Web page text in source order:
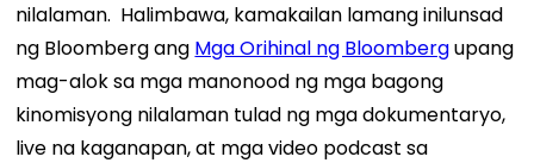
nilalaman. Halimbawa, kamakailan lamang inilunsad
ng Bloomberg ang Mga Orihinal ng Bloombergupang
mag-alok sa mga manonood ng mga bagong
kinomisyong nilalaman tulad ng mga dokumentaryo,
live na kaganapan, at mga video podcast sa